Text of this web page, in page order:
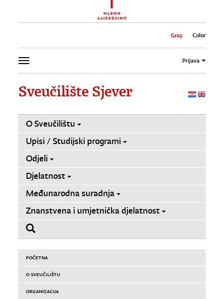
Color
Gray
Prijava
Sveučilište Sjever
O Sveučilištu
Upisi / Studijski programi
Odjeli
Djelatnost
Međunarodna suradnja
Znanstvena i umjetnička djelatnost
POČETNA
O SVEUČILIŠTU
ORGANIZACIJA